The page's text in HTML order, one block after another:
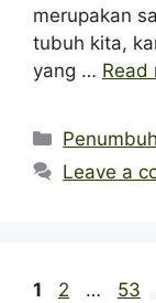
merupakan
tubuh kita,
yang … Read
Categories
Leave a
Page
1 Page
2 … 53